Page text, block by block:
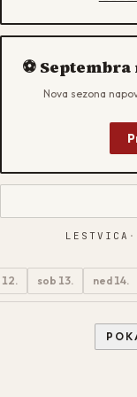
⚽ Septembra
Nova sezona
LESTVICA ·
sob 13. ned 14.